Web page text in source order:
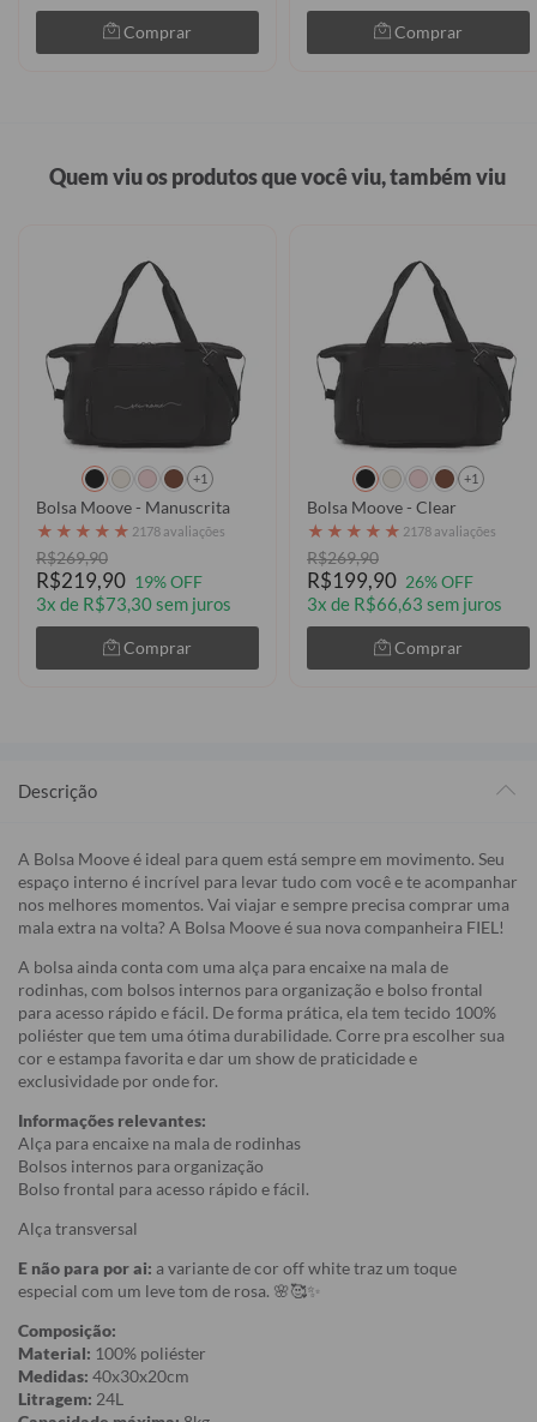
Comprar Comprar
Quem viu os produtos que você viu, também viu
+1
Bolsa Moove - Manuscrita
★ ★ ★ ★ ★ 2178 avaliações
R$269,90
R$219,90 19% OFF
3x de R$73,30 sem juros
Comprar
+1
Bolsa Moove - Clear
★ ★ ★ ★ ★ 2178 avaliações
R$269,90
R$199,90 26% OFF
3x de R$66,63 sem juros
Comprar
Descrição
A Bolsa Moove é ideal para quem está sempre em movimento. Seu
espaço interno é incrível para levar tudo com você e te acompanhar
nos melhores momentos. Vai viajar e sempre precisa comprar uma
mala extra na volta? A Bolsa Moove é sua nova companheira FIEL!
A bolsa ainda conta com uma alça para encaixe na mala de
rodinhas, com bolsos internos para organização e bolso frontal
para acesso rápido e fácil. De forma prática, ela tem tecido 100%
poliéster que tem uma ótima durabilidade. Corre pra escolher sua
cor e estampa favorita e dar um show de praticidade e
exclusividade por onde for.
Informações relevantes:
Alça para encaixe na mala de rodinhas
Bolsos internos para organização
Bolso frontal para acesso rápido e fácil.
Alça transversal
E não para por ai: a variante de cor off white traz um toque
especial com um leve tom de rosa. 🌸🥰✨
Composição:
Material: 100% poliéster
Medidas: 40x30x20cm
Litragem: 24L